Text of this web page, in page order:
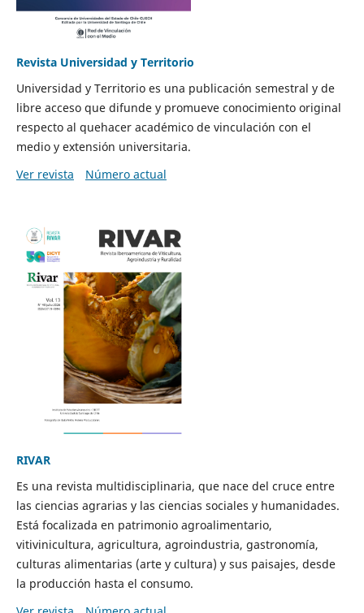
Revista Universidad y Territorio
Universidad y Territorio es una publicación semestral y de
libre acceso que difunde y promueve conocimiento original
respecto al quehacer académico de vinculación con el
medio y extensión universitaria.
Ver revista
Número actual
RIVAR
Es una revista multidisciplinaria, que nace del cruce entre
las ciencias agrarias y las ciencias sociales y humanidades.
Está focalizada en patrimonio agroalimentario,
vitivinicultura, agricultura, agroindustria, gastronomía,
culturas alimentarias (arte y cultura) y sus paisajes, desde
la producción hasta el consumo.